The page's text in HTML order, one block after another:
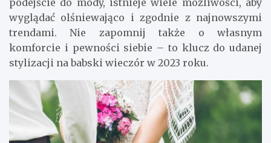
podejście do mody, istnieje wiele możliwości, aby
wyglądać olśniewająco i zgodnie z najnowszymi
trendami. Nie zapomnij także o własnym
komforcie i pewności siebie – to klucz do udanej
stylizacji na babski wieczór w 2023 roku.